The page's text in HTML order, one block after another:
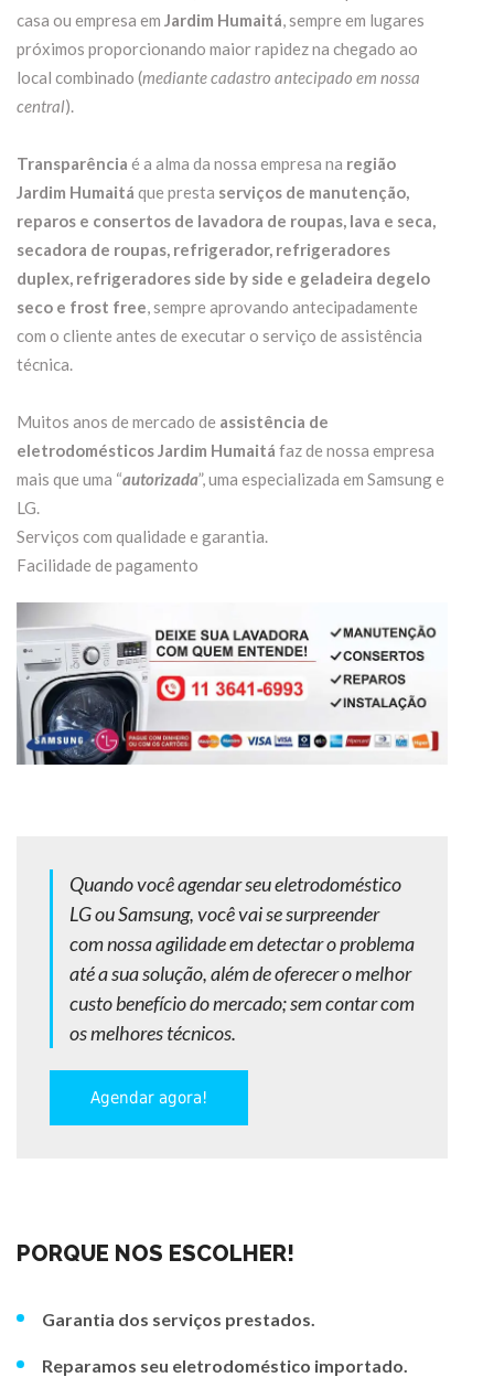
casa ou empresa em Jardim Humaitá, sempre em lugares
próximos proporcionando maior rapidez na chegado ao
local combinado (mediante cadastro antecipado em nossa
central).
Transparência é a alma da nossa empresa na região
Jardim Humaitá que presta serviços de manutenção,
reparos e consertos de lavadora de roupas, lava e seca,
secadora de roupas, refrigerador, refrigeradores
duplex, refrigeradores side by side e geladeira degelo
seco e frost free, sempre aprovando antecipadamente
com o cliente antes de executar o serviço de assistência
técnica.
Muitos anos de mercado de assistência de
eletrodomésticos Jardim Humaitá faz de nossa empresa
mais que uma “autorizada”, uma especializada em Samsung e
LG.
Serviços com qualidade e garantia.
Facilidade de pagamento
Quando você agendar seu eletrodoméstico
LG ou Samsung, você vai se surpreender
com nossa agilidade em detectar o problema
até a sua solução, além de oferecer o melhor
custo benefício do mercado; sem contar com
os melhores técnicos.
Agendar agora!
PORQUE NOS ESCOLHER!
Garantia dos serviços prestados.
Reparamos seu eletrodoméstico importado.